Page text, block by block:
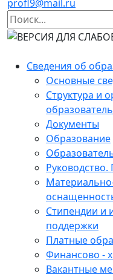
profl9@mail.ru
Сведения об
Основные
Структура и
Документы
Образование
Руководство.
Стипендии и
поддержки
Платные
Финансово -
Вакантные